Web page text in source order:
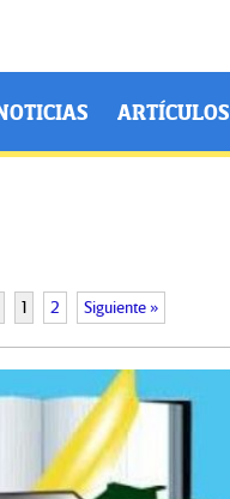
ARTÍCULOS
1 2 Siguiente »